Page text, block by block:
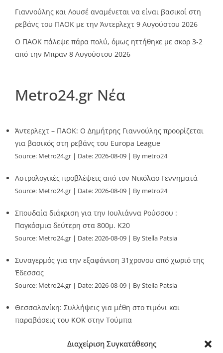
Διαχείριση Συγκατάθεσης
Γιαννούλης και Λουσέ αναμένεται να είναι βασικοί στη
ρεβάνς του ΠΑΟΚ με την Άντερλεχτ 9 Αυγούστου 2026
Ο ΠΑΟΚ πάλεψε πάρα πολύ, όμως ηττήθηκε με σκορ 3-2
από την Μπραν 8 Αυγούστου 2026
Metro24.gr Νέα
Άντερλεχτ – ΠΑΟΚ: Ο Δημήτρης Γιαννούλης προορίζεται
για βασικός στη ρεβάνς του Europa League
Source: Metro24.gr Date: 2026-08-09 By metro24
Αστρολογικές προβλέψεις από τον Νικόλαο Γεννηματά
Source: Metro24.gr Date: 2026-08-09 By metro24
Σπουδαία διάκριση για την Ιουλιάννα Ρούσσου :
Παγκόσμια δεύτερη στα 800μ. Κ20
Source: Metro24.gr Date: 2026-08-09 By Stella Patsia
Συναγερμός για την εξαφάνιση 31χρονου από χωριό της
Έδεσσας
Source: Metro24.gr Date: 2026-08-09 By Stella Patsia
Θεσσαλονίκη: Συλλήψεις για μέθη στο τιμόνι και
παραβάσεις του ΚΟΚ στην Τούμπα